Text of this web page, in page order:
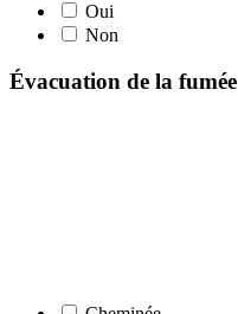
Oui
Non
Évacuation de la fumée